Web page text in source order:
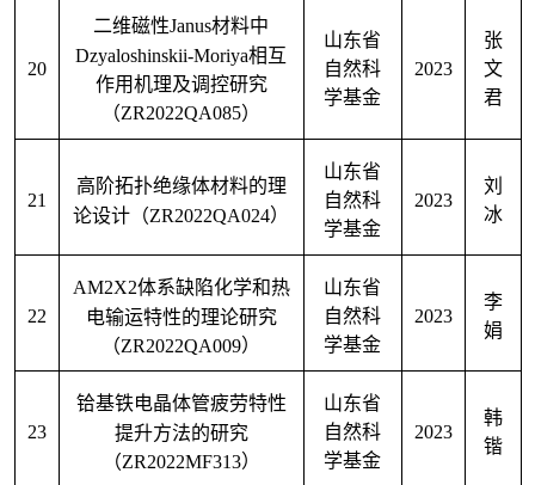
20
二维磁性Janus材料中
Dzyaloshinskii-Moriya相互
作用机理及调控研究
（ZR2022QA085）
山东省
自然科
学基金
2023
张
文
君
21
高阶拓扑绝缘体材料的理
论设计（ZR2022QA024）
山东省
自然科
学基金
2023
刘
冰
22
AM2X2体系缺陷化学和热
电输运特性的理论研究
（ZR2022QA009）
山东省
自然科
学基金
2023
李
娟
23
铪基铁电晶体管疲劳特性
提升方法的研究
（ZR2022MF313）
山东省
自然科
学基金
2023
韩
锴